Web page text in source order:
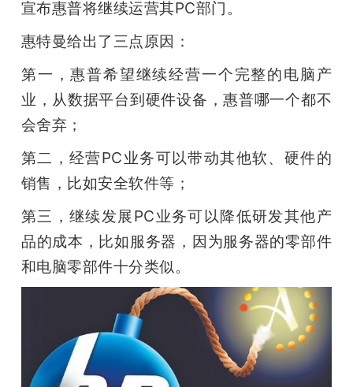
宣布惠普将继续运营其PC部门。
惠特曼给出了三点原因：
第一，惠普希望继续经营一个完整的电脑产
业，从数据平台到硬件设备，惠普哪一个都不
会舍弃；
第二，经营PC业务可以带动其他软、硬件的
销售，比如安全软件等；
第三，继续发展PC业务可以降低研发其他产
品的成本，比如服务器，因为服务器的零部件
和电脑零部件十分类似。